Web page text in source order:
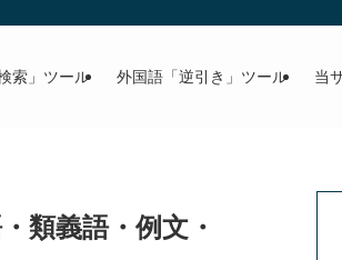
索」ツール 外国語「逆引き」ツール 当
類義語・例文・